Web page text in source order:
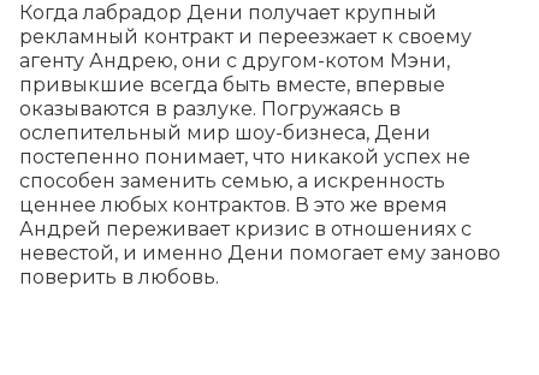
Когда лабрадор Дени получает крупный
рекламный контракт и переезжает к своему
агенту Андрею, они с другом-котом Мэни,
привыкшие всегда быть вместе, впервые
оказываются в разлуке. Погружаясь в
ослепительный мир шоу-бизнеса, Дени
постепенно понимает, что никакой успех не
способен заменить семью, а искренность
ценнее любых контрактов. В это же время
Андрей переживает кризис в отношениях с
невестой, и именно Дени помогает ему заново
поверить в любовь.